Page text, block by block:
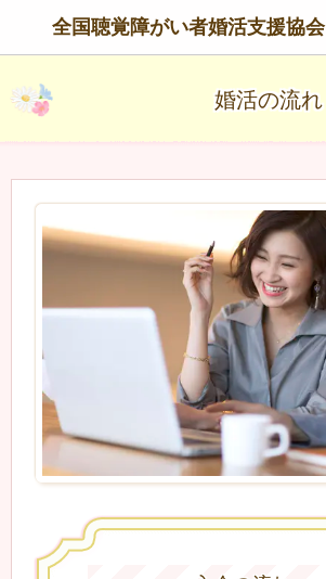
全国聴覚障がい者婚活支援協会
婚活の流れ